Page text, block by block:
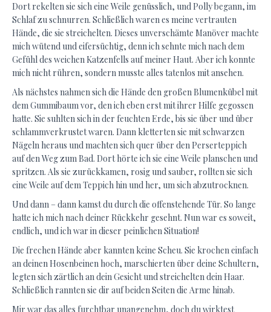
Dort rekelten sie sich eine Weile genüsslich, und Polly begann, im
Schlaf zu schnurren. Schließlich waren es meine vertrauten
Hände, die sie streichelten. Dieses unverschämte Manöver machte
mich wütend und eifersüchtig, denn ich sehnte mich nach dem
Gefühl des weichen Katzenfells auf meiner Haut. Aber ich konnte
mich nicht rühren, sondern musste alles tatenlos mit ansehen.
Als nächstes nahmen sich die Hände den großen Blumenkübel mit
dem Gummibaum vor, den ich eben erst mit ihrer Hilfe gegossen
hatte. Sie suhlten sich in der feuchten Erde, bis sie über und über
schlammverkrustet waren. Dann kletterten sie mit schwarzen
Nägeln heraus und machten sich quer über den Perserteppich
auf den Weg zum Bad. Dort hörte ich sie eine Weile planschen und
spritzen. Als sie zurückkamen, rosig und sauber, rollten sie sich
eine Weile auf dem Teppich hin und her, um sich abzutrocknen.
Und dann – dann kamst du durch die offenstehende Tür. So lange
hatte ich mich nach deiner Rückkehr gesehnt. Nun war es soweit,
endlich, und ich war in dieser peinlichen Situation!
Die frechen Hände aber kannten keine Scheu. Sie krochen einfach
an deinen Hosenbeinen hoch, marschierten über deine Schultern,
legten sich zärtlich an dein Gesicht und streichelten dein Haar.
Schließlich rannten sie dir auf beiden Seiten die Arme hinab.
Mir war das alles furchtbar unangenehm, doch du wirktest